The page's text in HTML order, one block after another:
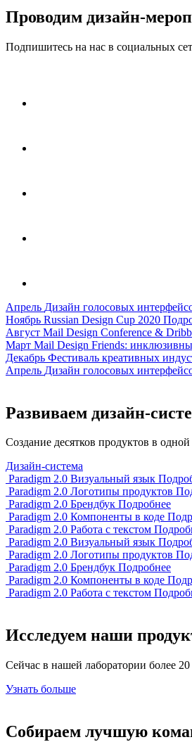
Проводим дизайн-
Подпишитесь на нас в социальных
Апрель Дизайн голосовых
Ноябрь Russian Design Cup 2020
Август Mail Design Conference &
Март Mail Design Friends:
Декабрь Фестиваль креативных
Апрель Дизайн голосовых
Развиваем дизайн-
Создание десятков продуктов в
Дизайн-система
Paradigm 2.0 Визуальный язык
Paradigm 2.0 Логотипы продуктов
Paradigm 2.0 Брендбук Подробнее
Paradigm 2.0 Компоненты в коде
Paradigm 2.0 Работа с текстом
Paradigm 2.0 Визуальный язык
Paradigm 2.0 Логотипы продуктов
Paradigm 2.0 Брендбук Подробнее
Paradigm 2.0 Компоненты в коде
Paradigm 2.0 Работа с текстом
Исследуем наши
Сейчас в нашей лаборатории более
Узнать больше
Собираем лучшую